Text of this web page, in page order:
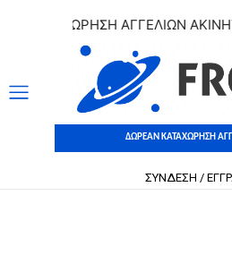
ΑΓΓΕΛΙΩΝ
ΔΩΡΕΑΝ ΚΑΤΑΧΩΡΗΣΗ
ΣΥΝΔΕΣΗ /